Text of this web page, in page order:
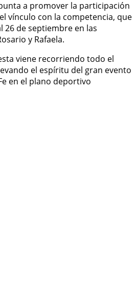
a promover la participación
vínculo con la competencia, que
26 de septiembre en las
y Rafaela.
viene recorriendo todo el
el espíritu del gran evento
en el plano deportivo